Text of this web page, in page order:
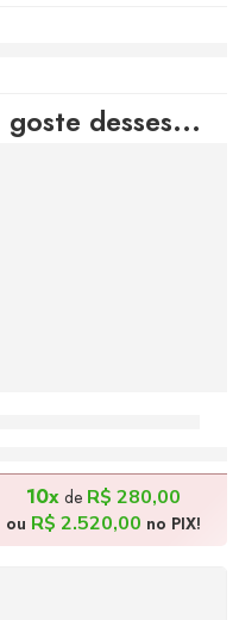
desses...
10xde R$ 280,00
ou R$ 2.520,00 no PIX!